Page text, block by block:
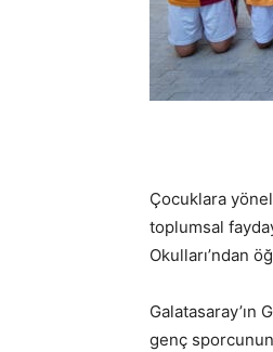
Çocuklara
toplumsal
Okulları’ndan
Galatasaray’ın
genç